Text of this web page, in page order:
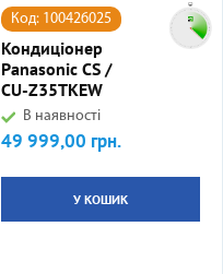
Код: 100426025
Кондиціонер
Panasonic CS /
CU-Z35TKEW
В наявності
Ціна
49 999,00 грн.
У КОШИК